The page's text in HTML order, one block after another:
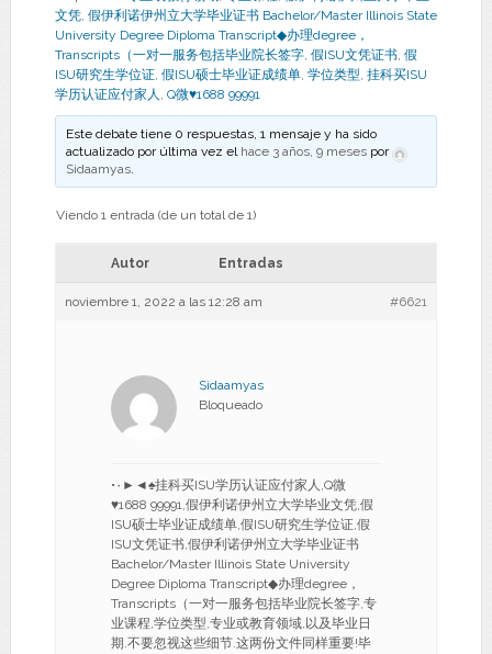
文凭, 假伊利诺伊州立大学毕业证书 Bachelor/Master Illinois State
University Degree Diploma Transcript◆办理degree，
Transcripts（一对一服务包括毕业院长签字, 假ISU文凭证书, 假
ISU研究生学位证, 假ISU硕士毕业证成绩单, 学位类型, 挂科买ISU
学历认证应付家人 , Q微♥1688 99991
Este debate tiene 0 respuestas, 1 mensaje y ha sido
actualizado por última vez el hace 3 años, 9 meses por
Sidaamyas.
Viendo 1 entrada (de un total de 1)
Autor Entradas
noviembre 1, 2022 a las 12:28 am #6621
Sidaamyas
Bloqueado
•۰►◄♠挂科买ISU学历认证应付家人,Q微
♥1688 99991,假伊利诺伊州立大学毕业文凭,假
ISU硕士毕业证成绩单,假ISU研究生学位证,假
ISU文凭证书,假伊利诺伊州立大学毕业证书
Bachelor/Master Illinois State University
Degree Diploma Transcript◆办理degree，
Transcripts（一对一服务包括毕业院长签字,专
业课程,学位类型,专业或教育领域,以及毕业日
期.不要忽视这些细节.这两份文件同样重要!毕